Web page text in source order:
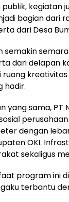
kegiatan
bagian dari
dari Desa
semakin
dari delapan
hadir.
yang sama,
dengan
OKI.
sekaligus
program ini
terbantu